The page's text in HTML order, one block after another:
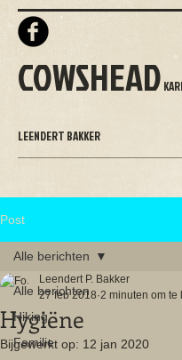
COWSHEAD
LEENDERT BAKKER
Post
Alle berichten
Hiking
Familie
Alle berichten
Hygiëne
Leendert P. Bakker
27 feb 2018 2 minuten om te
Bijgewerkt op: 12 jan 2020